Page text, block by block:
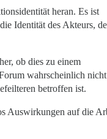
heran. Es ist
Identität des Akteurs,
ob dies zu einem
wahrscheinlich
betroffen ist.
Auswirkungen auf die